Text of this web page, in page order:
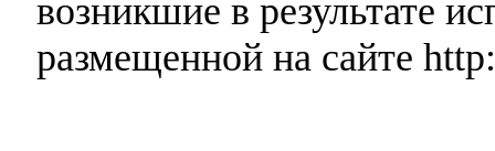
возникшие в результате
размещенной на сайте